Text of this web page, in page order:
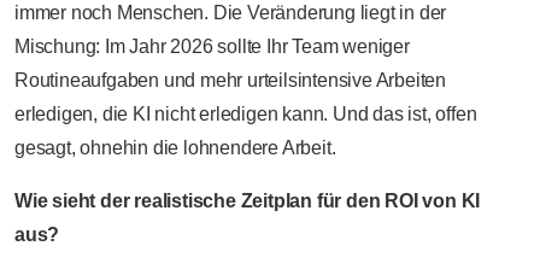
immer noch Menschen. Die Veränderung liegt in der
Mischung: Im Jahr 2026 sollte Ihr Team weniger
Routineaufgaben und mehr urteilsintensive Arbeiten
erledigen, die KI nicht erledigen kann. Und das ist, offen
gesagt, ohnehin die lohnendere Arbeit.
Wie sieht der realistische Zeitplan für den ROI von KI
aus?